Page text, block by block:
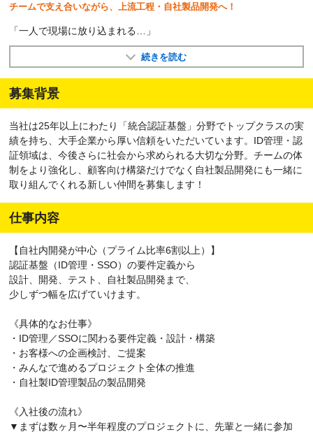
チームで支え合いながら、上流工程・自社製品開発へ！
「一人で現場に放り込まれる…」
続きを読む
募集背景
当社は25年以上にわたり「統合認証基盤」分野でトップクラスの実
績を持ち、大手企業から厚い信頼をいただいています。ID管理・認
証領域は、今後さらに社会から求められる大切な分野。チームの体
制をより強化し、顧客向け構築だけでなく自社製品開発にも一緒に
取り組んでくれる新しい仲間を募集します！
仕事内容
【自社内開発が中心（プライム比率6割以上）】
認証基盤（ID管理・SSO）の要件定義から
設計、開発、テスト、自社製品開発まで、
少しずつ幅を広げていけます。
《具体的なお仕事》
・ID管理／SSOに関わる要件定義・設計・構築
・お客様への企画検討、ご提案
・みんなで進めるプロジェクト全体の推進
・自社製ID管理製品の製品開発
《入社後の流れ》
▼まずは数ヶ月〜半年程度のプロジェクトに、先輩と一緒に参加